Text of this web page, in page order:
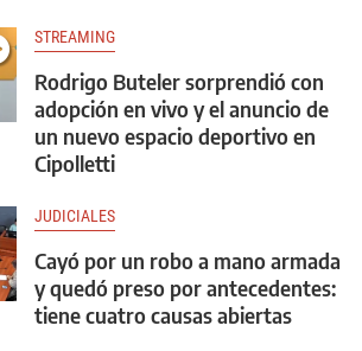
STREAMING
Rodrigo Buteler sorprendió con
adopción en vivo y el anuncio de
un nuevo espacio deportivo en
Cipolletti
JUDICIALES
Cayó por un robo a mano armada
y quedó preso por antecedentes:
tiene cuatro causas abiertas